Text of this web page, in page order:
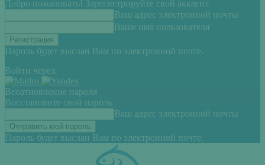
Добро пожаловать! Зарегистрируйте свой аккаунт
Ваш адрес электронной почты
Ваше имя пользователя
Пароль будет выслан Вам по электронной почте.
Войти через:
Всоатновление пароля
Восстановите свой пароль
Ваш адрес электронной почты
Пароль будет выслан Вам по электронной почте.